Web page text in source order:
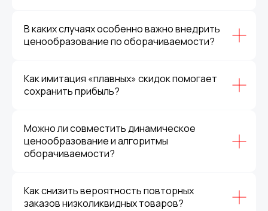
В каких случаях особенно важно внедрить
ценообразование по оборачиваемости?
Как имитация «плавных» скидок помогает
сохранить прибыль?
Можно ли совместить динамическое
ценообразование и алгоритмы
оборачиваемости?
Как снизить вероятность повторных
заказов низколиквидных товаров?